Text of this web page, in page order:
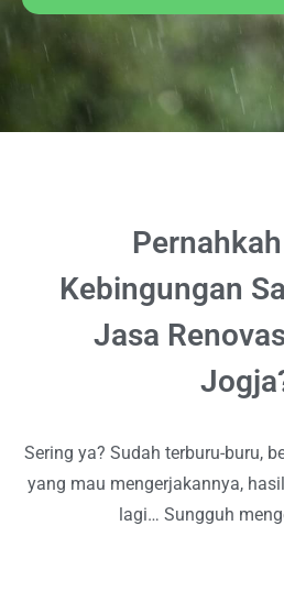
Kebingungan
Jasa
Sering ya? Sudah terburu-buru,
yang mau mengerjakannya,
lagi… Sungguh